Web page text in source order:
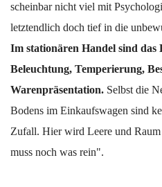
scheinbar nicht viel mit
letztendlich doch tief in die
Im stationären Handel sind das
Beleuchtung, Temperierung,
Warenpräsentation. Selbst die
Bodens im Einkaufswagen sind
Zufall. Hier wird Leere und
muss noch was rein".